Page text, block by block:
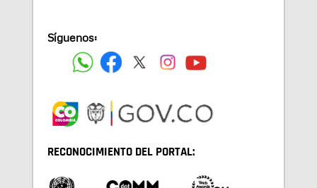
Síguenos:
RECONOCIMIENTO DEL PORTAL: